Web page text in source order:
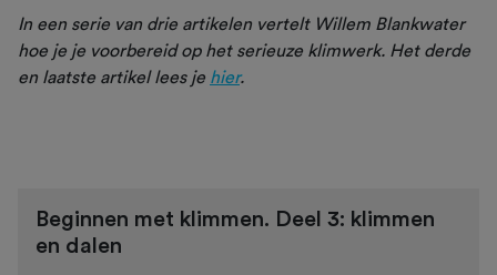
In een serie van drie artikelen vertelt Willem Blankwater
hoe je je voorbereid op het serieuze klimwerk. Het derde
en laatste artikel lees je hier.
Beginnen met klimmen. Deel 3: klimmen
en dalen